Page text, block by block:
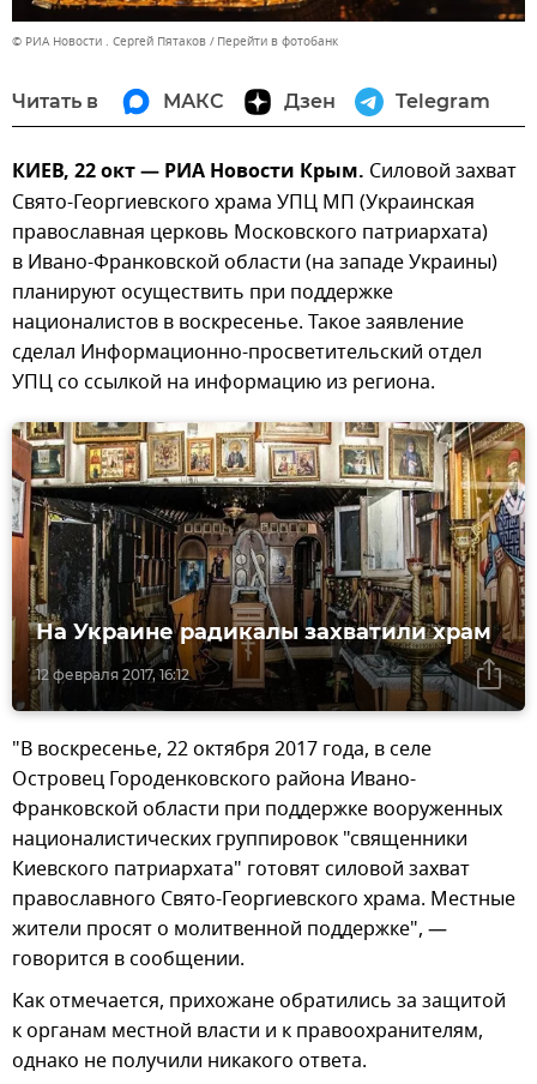
© РИА Новости . Сергей Пятаков Перейти в фотобанк
Читать в МАКС Дзен Telegram
КИЕВ, 22 окт — РИА Новости Крым. Силовой захват
Свято-Георгиевского храма УПЦ МП (Украинская
православная церковь Московского патриархата)
в Ивано-Франковской области (на западе Украины)
планируют осуществить при поддержке
националистов в воскресенье. Такое заявление
сделал Информационно-просветительский отдел
УПЦ со ссылкой на информацию из региона.
12 февраля 2017, 16:12
На Украине радикалы захватили храм
"В воскресенье, 22 октября 2017 года, в селе
Островец Городенковского района Ивано-
Франковской области при поддержке вооруженных
националистических группировок "священники
Киевского патриархата" готовят силовой захват
православного Свято-Георгиевского храма. Местные
жители просят о молитвенной поддержке", —
говорится в сообщении.
Как отмечается, прихожане обратились за защитой
к органам местной власти и к правоохранителям,
однако не получили никакого ответа.